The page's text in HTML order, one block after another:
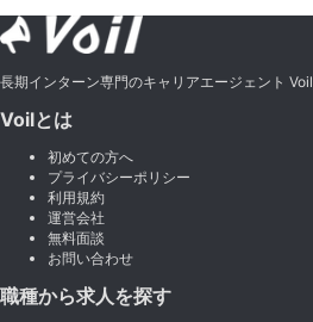
長期インターン専門のキャリアエージェント Voil
Voilとは
初めての方へ
プライバシーポリシー
利用規約
運営会社
無料面談
お問い合わせ
職種から求人を探す